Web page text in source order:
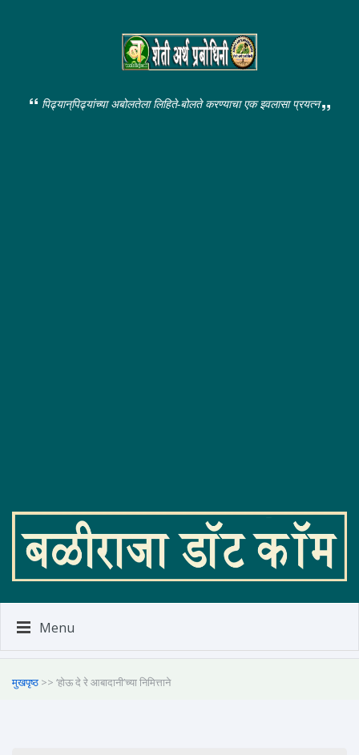
पिढ्यान्‌पिढ्यांच्या अबोलतेला लिहिते-बोलते करण्याचा एक इवलासा प्रयत्न
Menu
मुखपृष्ठ >> ‘होऊ दे रे आबादानी’च्या निमित्ताने